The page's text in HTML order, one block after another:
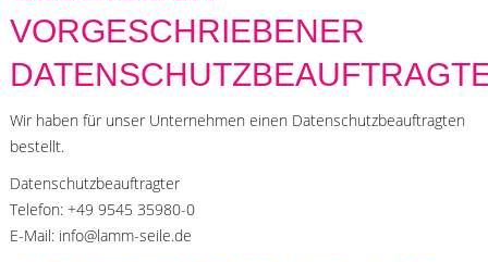
VORGESCHRIEBENER
Wir haben für unser Unternehmen einen Datenschutzbeauftragten
bestellt.
Datenschutzbeauftragter
Telefon: +49 9545 35980-0
E-Mail: info@lamm-seile.de